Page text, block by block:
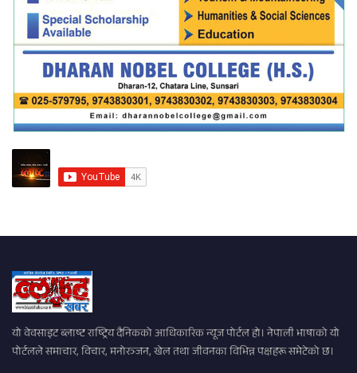
यो वेवसाइट ब्लाष्ट राष्ट्रिय दैनिकको आधिकारिक न्यूज पोर्टल हो। नेपाली भाषाको यो
पोर्टलले समाचार, विचार, मनोरञ्जन, खेल तथा जीवनका विभिन्न पक्षहरू समेटेको छ।